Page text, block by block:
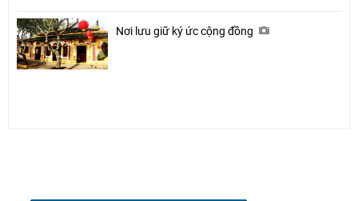
Nơi lưu giữ ký ức cộng đồng